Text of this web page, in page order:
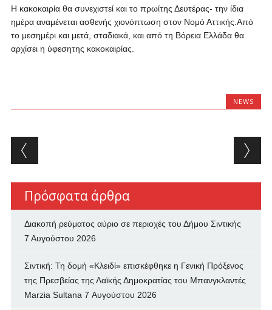
Η κακοκαιρία θα συνεχιστεί και το πρωίτης Δευτέρας- την ίδια
ημέρα αναμένεται ασθενής χιονόπτωση στον Νομό Αττικής.Από
το μεσημέρι και μετά, σταδιακά, και από τη Βόρεια Ελλάδα θα
αρχίσει η ύφεσητης κακοκαιρίας.
NEWS
Post navigation
Πρόσφατα άρθρα
Διακοπή ρεύματος αύριο σε περιοχές του Δήμου Σιντικής
7 Αυγούστου 2026
Σιντική: Τη δομή «Κλειδί» επισκέφθηκε η Γενική Πρόξενος
της Πρεσβείας της Λαϊκής Δημοκρατίας του Μπανγκλαντές
Marzia Sultana 7 Αυγούστου 2026